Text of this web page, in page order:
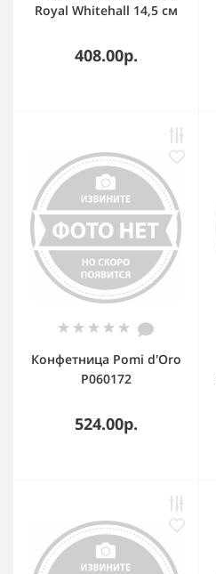
Royal Whitehall 14,5 см
408.00р.
Конфетница Pomi d'Oro
P060172
524.00р.